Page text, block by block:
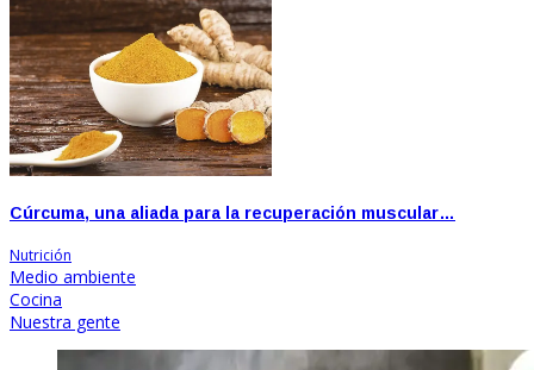
Cúrcuma, una aliada para la recuperación muscular…
Nutrición
Medio ambiente
Cocina
Nuestra gente